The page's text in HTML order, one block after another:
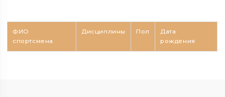
ФИО
спортсмена
Дисциплины Пол
Дата
рождения